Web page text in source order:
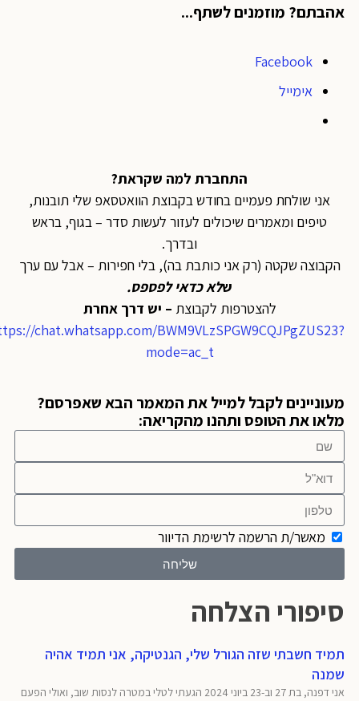
אהבתם? מוזמנים לשתף...
Facebook
אימייל
התחברת למה שקראת?
אני שולחת פעמיים בחודש בקבוצת הוואטסאפ שלי תובנות,
טיפים ומאמרים שיכולים לעזור לעשות סדר – בגוף, בראש
ובדרך.
הקבוצה שקטה (רק אני כותבת בה), בלי חפירות – אבל עם ערך
לא כדאי לפספס.
להצטרפות לקבוצת– יש דרך אחרת
https://chat.whatsapp.com/BWM9VLzSPGW9CQJPgZUS23?
mode=ac_t
מעוניינים לקבל למייל את המאמר הבא שאפרסם?
מלאו את הטופס ותהנו מהקריאה:
מאשר/ת הרשמה לרשימת הדיוור
שליחה
סיפורי הצלחה
תמיד חשבתי שזה הגורל שלי, הגנטיקה, אני תמיד אהיה
שמנה
אני דפנה, בת 27 וב-23 ביוני 2024 הגעתי לטלי במטרה לנסות שוב, ואולי הפעם